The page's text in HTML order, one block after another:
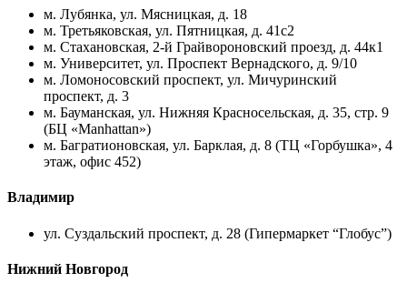
м. Лубянка, ул. Мясницкая, д. 18
м. Третьяковская, ул. Пятницкая, д. 41с2
м. Стахановская, 2-й Грайвороновский проезд, д. 44к1
м. Университет, ул. Проспект Вернадского, д. 9/10
м. Ломоносовский проспект, ул. Мичуринский
проспект, д. 3
м. Бауманская, ул. Нижняя Красносельская, д. 35, стр. 9
(БЦ «Manhattan»)
м. Багратионовская, ул. Барклая, д. 8 (ТЦ «Горбушка», 4
этаж, офис 452)
Владимир
ул. Суздальский проспект, д. 28 (Гипермаркет “Глобус”)
Нижний Новгород